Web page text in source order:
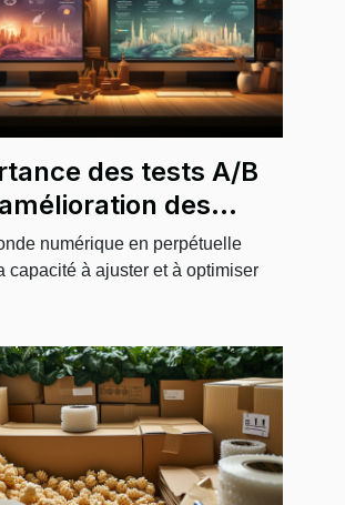
des tests A/B
des
de marketing
numérique en perpétuelle
capacité à ajuster et à optimiser